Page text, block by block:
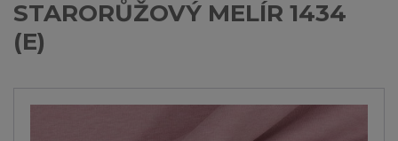
STARORŮŽOVÝ MELÍR 1434
(E)